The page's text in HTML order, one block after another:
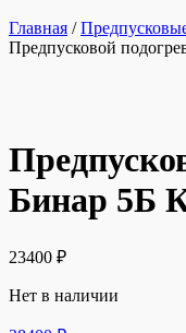
Главная /
Предпусковой
Бинар 5Б
23400 ₽
Нет в наличии